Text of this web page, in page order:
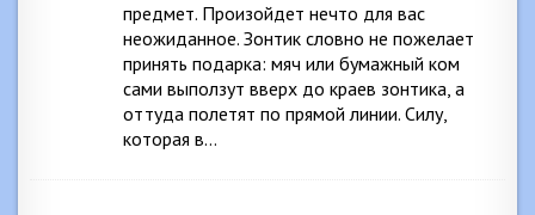
предмет. Произойдет нечто для вас
неожиданное. Зонтик словно не пожелает
принять подарка: мяч или бумажный ком
сами выползут вверх до краев зонтика, а
оттуда полетят по прямой линии. Силу,
которая в…